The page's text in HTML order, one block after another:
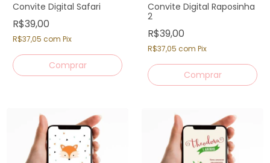
Convite Digital Safari
R$39,00
R$37,05 com Pix
Convite Digital Raposinha
2
R$39,00
R$37,05 com Pix